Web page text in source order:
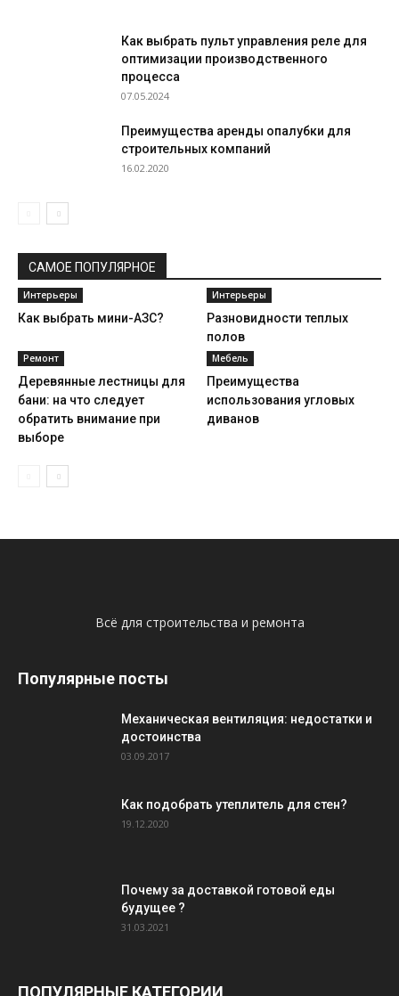
Как выбрать пульт управления реле для
оптимизации производственного
процесса
07.05.2024
Преимущества аренды опалубки для
строительных компаний
16.02.2020
САМОЕ ПОПУЛЯРНОЕ
Интерьеры
Как выбрать мини-АЗС?
Интерьеры
Разновидности теплых
полов
Ремонт
Деревянные лестницы для
бани: на что следует
обратить внимание при
выборе
Мебель
Преимущества
использования угловых
диванов
Всё для строительства и ремонта
Популярные посты
Механическая вентиляция: недостатки и
достоинства
03.09.2017
Как подобрать утеплитель для стен?
19.12.2020
Почему за доставкой готовой еды
будущее ?
31.03.2021
ПОПУЛЯРНЫЕ КАТЕГОРИИ